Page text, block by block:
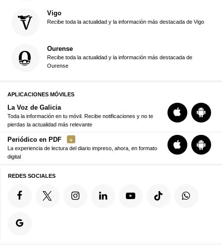
Vigo
Recibe toda la actualidad y la información más destacada de Vigo
Ourense
Recibe toda la actualidad y la información más destacada de
Ourense
APLICACIONES MÓVILES
La Voz de Galicia
Toda la información en tu móvil. Recibe notificaciones y no te
pierdas la actualidad más relevante
Periódico en PDF
La experiencia de lectura del diario impreso, ahora, en formato
digital
REDES SOCIALES